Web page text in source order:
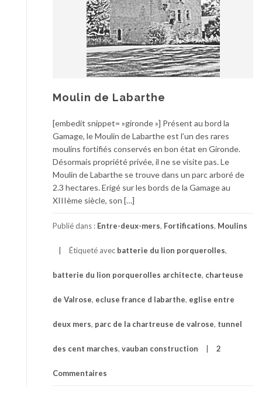
Moulin de Labarthe
[embedit snippet= »gironde »] Présent au bord la
Gamage, le Moulin de Labarthe est l’un des rares
moulins fortifiés conservés en bon état en Gironde.
Désormais propriété privée, il ne se visite pas. Le
Moulin de Labarthe se trouve dans un parc arboré de
2.3 hectares. Erigé sur les bords de la Gamage au
XIIIème siècle, son […]
Publié dans : Entre-deux-mers, Fortifications, Moulins
Étiqueté avec batterie du lion porquerolles,
batterie du lion porquerolles architecte, charteuse
de Valrose, ecluse france d labarthe, eglise entre
deux mers, parc de la chartreuse de valrose, tunnel
des cent marches, vauban construction 2
Commentaires